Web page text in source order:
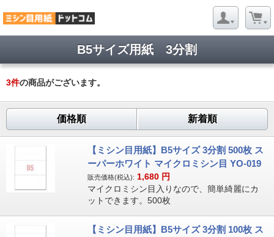
B5サイズ用紙 3分割
3件の商品がございます。
価格順 新着順
【ミシン目用紙】B5サイズ 3分割 500枚 ス
ーパーホワイト マイクロミシン目 YO-019
販売価格(税込): 1,680 円
マイクロミシン目入りなので、簡単綺麗にカ
ットできます。500枚
【ミシン目用紙】B5サイズ 3分割 100枚 ス